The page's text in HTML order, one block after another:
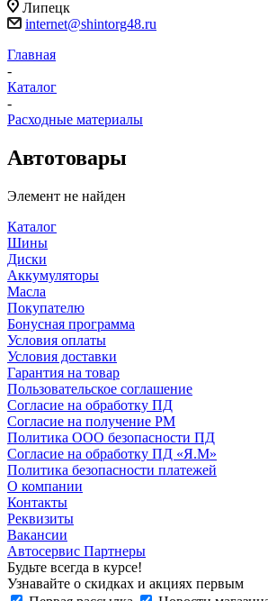
Липецк
internet@shintorg48.ru
Главная
-
Каталог
-
Расходные материалы
Автотовары
Элемент не найден
Каталог
Шины
Диски
Аккумуляторы
Масла
Покупателю
Бонусная программа
Условия оплаты
Условия доставки
Гарантия на товар
Пользовательское соглашение
Согласие на обработку ПД
Согласие на получение РМ
Политика ООО безопасности ПД
Согласие на обработку ПД «Я.М»
Политика безопасности платежей
О компании
Контакты
Реквизиты
Вакансии
Автосервис Партнеры
Будьте всегда в курсе!
Узнавайте о скидках и акциях первым